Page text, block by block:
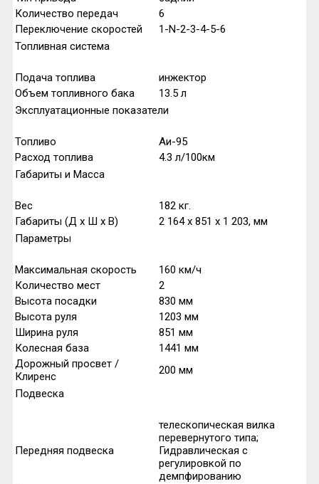
Количество передач
6
Переключение скоростей
1-N-2-3-4-5-6
Топливная система
Подача топлива
инжектор
Объем топливного бака
13.5 л
Эксплуатационные показатели
Топливо
Аи-95
Расход топлива
4.3 л/100км
Габариты и Масса
Вес
182 кг.
Габариты (Д x Ш x В)
2 164 x 851 x 1 203, мм
Параметры
Максимальная скорость 160 км/ч
Количество мест
2
Высота посадки
830 мм
Высота руля
1203 мм
Ширина руля
851 мм
Колесная база
1441 мм
Дорожный просвет /
Клиренс
200 мм
Подвеска
Передняя подвеска
телескопическая вилка
перевернутого типа;
Гидравлическая с
регулировкой по
демпфированию